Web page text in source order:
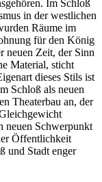
Im Schloß
in der westlichen
Räume im
für den König
neuen Zeit, der Sinn
Material, sticht
dieses Stils ist
Schloß als neuen
Theaterbau an, der
neuen Schwerpunkt
Öffentlichkeit
und Stadt enger